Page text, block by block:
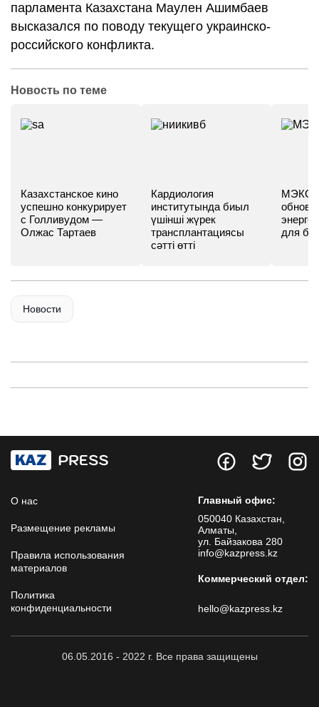
парламента Казахстана Маулен Ашимбаев
высказался по поводу текущего украинско-
российского конфликта.
Новость по теме
Казахстанское кино
успешно конкурирует
с Голливудом —
Олжас Тартаев
Кардиология
институтында биыл
үшінші жүрек
трансплантациясы
сәтті өтті
МЭКС -
для
Новости
О нас
Размещение рекламы
Правила использования
материалов
Политика
конфиденциальности
Главный офис:
050040 Казахстан,
Алматы,
ул. Байзакова 280
info@kazpress.kz
Коммерческий отдел:
hello@kazpress.kz
06.05.2016 - 2022 г. Все права защищены